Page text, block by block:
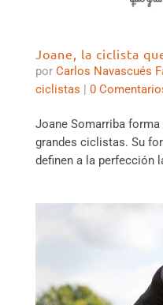
Joane, la ciclista
por Carlos Navascués
ciclistas | 0
Joane Somarriba
grandes ciclistas. Su
definen a la perfección